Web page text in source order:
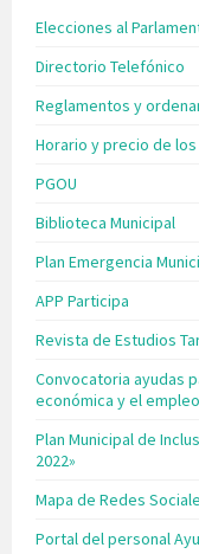
Elecciones al
Directorio Telefónico
Reglamentos y
Horario y precio de
PGOU
Biblioteca Municipal
Plan Emergencia
APP Participa
Revista de Estudios
Convocatoria ayudas
económica y el empleo
Plan Municipal de
2022»
Mapa de Redes
Portal del personal